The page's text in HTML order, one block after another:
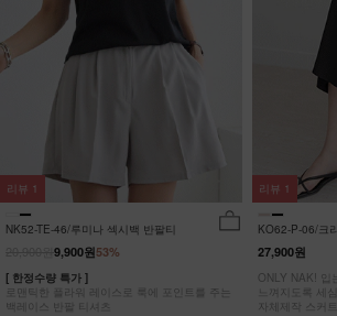
NK52-TE-46/루미나 섹시백 반팔티
53%
9,900원
[ 한정수량 특가 ]
로맨틱한 플라워 레이스로 룩에 포인트를 주는
백레이스 반팔 티셔츠
리뷰 1
KO62-P-06/크
27,900원
ONLY NAK! 입
느껴지도록 세
자체제작 스커
리뷰 1